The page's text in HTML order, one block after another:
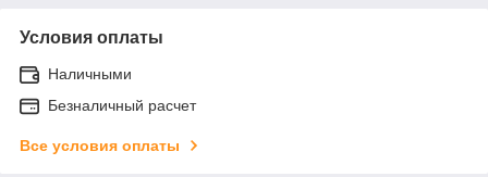
Условия оплаты
Наличными
Безналичный расчет
Все условия оплаты